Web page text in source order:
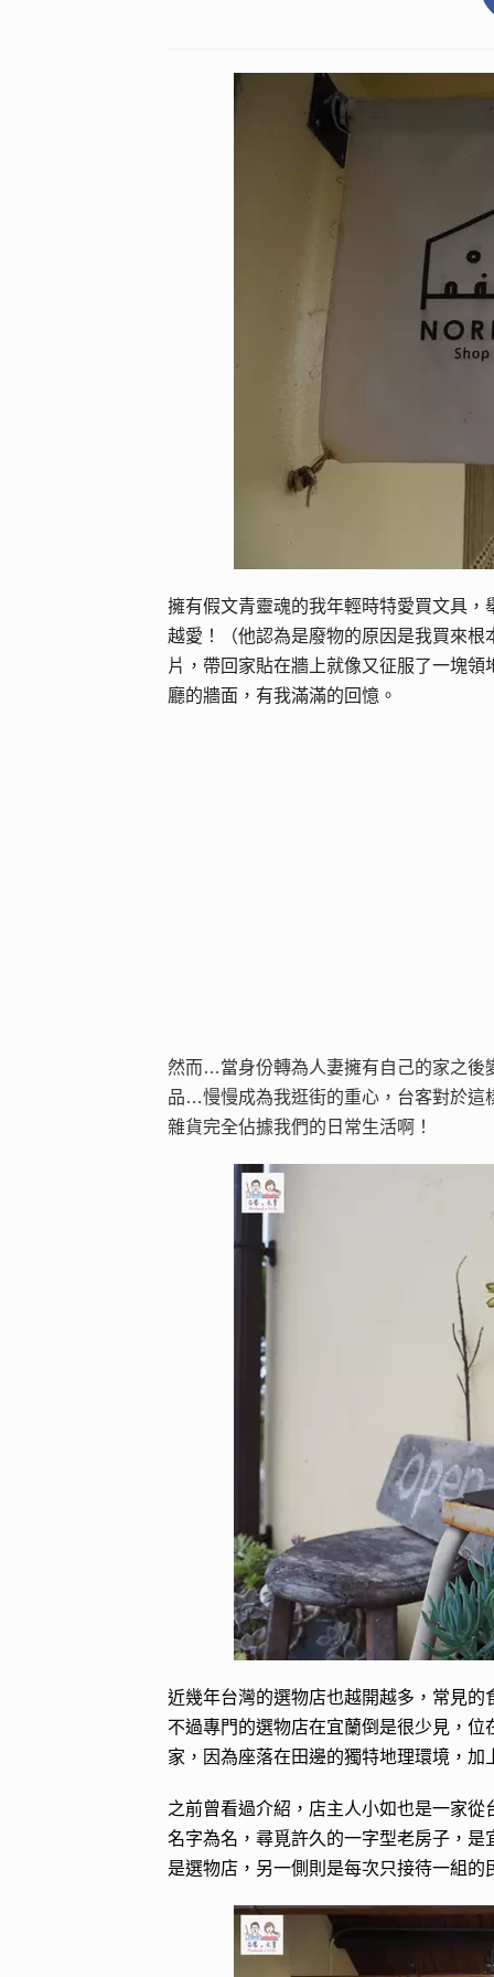
擁有假文青靈魂的我年輕時特愛買文具
越愛！（他認為是廢物的原因是我買來
片，帶回家貼在牆上就像又征服了一塊
廳的牆面，有我滿滿的回憶。
然而…當身份轉為人妻擁有自己的家之後
品…慢慢成為我逛街的重心，台客對於這
雜貨完全佔據我們的日常生活啊！
近幾年台灣的選物店也越開越多，常見
不過專門的選物店在宜蘭倒是很少見，
家，因為座落在田邊的獨特地理環境，
之前曾看過介紹，店主人小如也是一家
名字為名，尋覓許久的一字型老房子，是
是選物店，另一側則是每次只接待一組的